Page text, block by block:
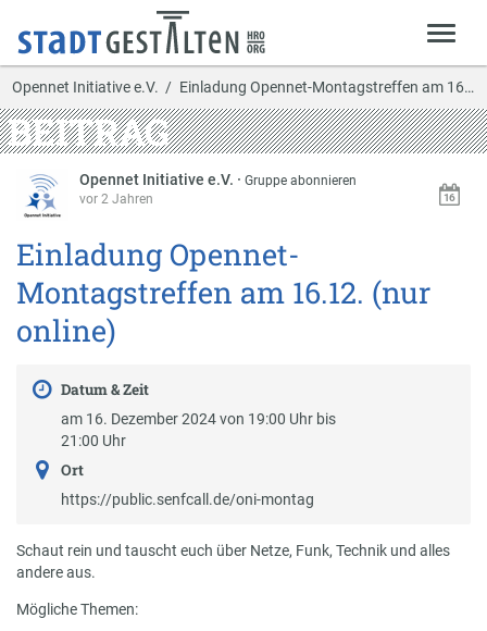
Opennet Initiative e.V. Einladung Opennet-Montagstreffen am 16.12. (nur o…
BEITRAG
Opennet Initiative e.V. ·Gruppe abonnieren
vor 2 Jahren
Einladung Opennet-
Montagstreffen am 16.12. (nur
online)
Datum & Zeit
am 16. Dezember 2024 von 19:00 Uhr bis
21:00 Uhr
Ort
https://public.senfcall.de/oni-montag
Schaut rein und tauscht euch über Netze, Funk, Technik und alles
andere aus.
Mögliche Themen: